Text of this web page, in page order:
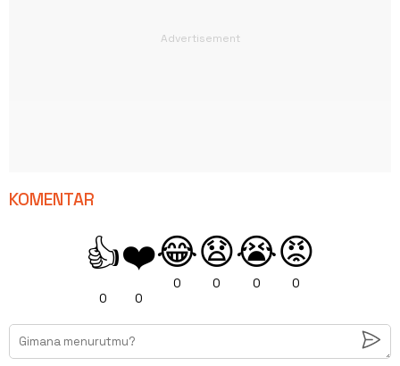
KOMENTAR
👍
0
❤️
0
😂
0
😧
0
😭
0
😡
0